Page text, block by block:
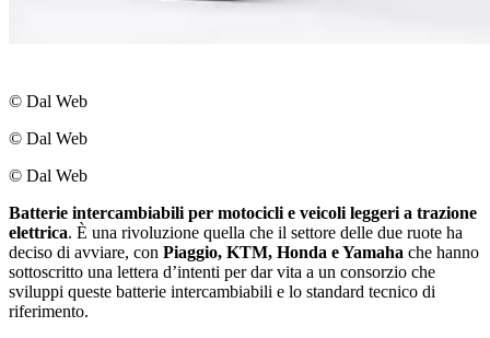
© Dal Web
© Dal Web
© Dal Web
Batterie intercambiabili per motocicli e veicoli leggeri a trazione
elettrica. È una rivoluzione quella che il settore delle due ruote ha
deciso di avviare, con Piaggio, KTM, Honda e Yamaha che hanno
sottoscritto una lettera dʼintenti per dar vita a un consorzio che
sviluppi queste batterie intercambiabili e lo standard tecnico di
riferimento.